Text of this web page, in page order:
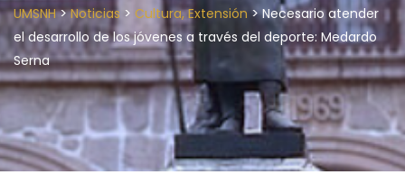
UMSNH>Noticias > Cultura, Extensión >Necesario atender
el desarrollo de los jóvenes a través del deporte: Medardo
Serna